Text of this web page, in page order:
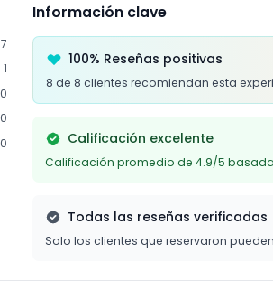
7
1
0
0
0
Información clave
100% Reseñas positivas
8 de 8 clientes recomiendan esta
Calificación excelente
Calificación promedio de 4.9/5
Todas las reseñas verificadas
Solo los clientes que reservaron